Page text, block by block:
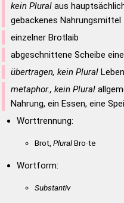
kein Pluralaus
gebackenes Nahrungsmittel
einzelner Brotlaib
abgeschnittene Scheibe
übertragen, kein Plural
metaphor., kein Plural
Nahrung, ein Essen, eine
Worttrennung:
Brot, PluralBro·te
Wortform:
Substantiv